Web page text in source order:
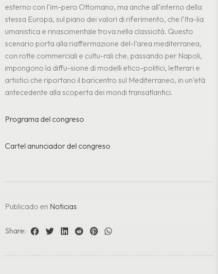
esterno con l’im-pero Ottomano, ma anche all’interno della
stessa Europa, sul piano dei valori di riferimento, che l’Ita-lia
umanistica e rinascimentale trova nella classicità. Questo
scenario porta alla riaffermazione del-l’area mediterranea,
con rotte commerciali e cultu-rali che, passando per Napoli,
impongono la diffu-sione di modelli etico-politici, letterari e
artistici che riportano il baricentro sul Mediterraneo, in un’età
antecedente alla scoperta dei mondi transatlantici.
Programa del congreso
Cartel anunciador del congreso
Publicado en Noticias
Share: